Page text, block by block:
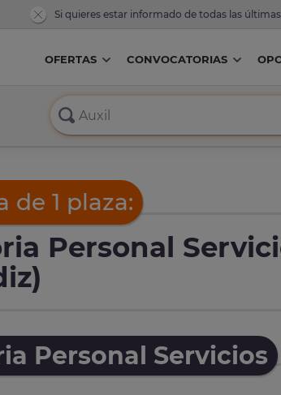
Si quieres estar informado de todas las
OFERTAS CONVOCATORIAS
de 1 plaza:
Personal
Personal Servicios